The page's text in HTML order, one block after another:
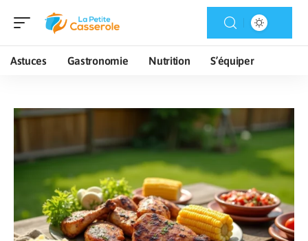
Astuces Gastronomie Nutrition S’équiper